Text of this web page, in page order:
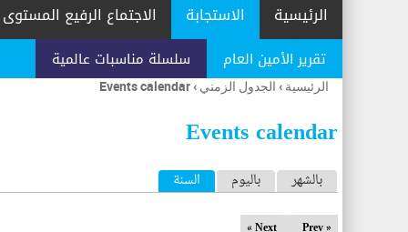
الرئيسية الاستجابة
تقرير الأمين العام سلسلة مناسبات عالمية
الاجتماع الرفيع المستوى
أنت
هنا
الرئيسية › الجدول الزمني ›
Events calendar
Events calendar
ا
ل
بالشهر باليوم السنة (علامة التبويب النشطة)